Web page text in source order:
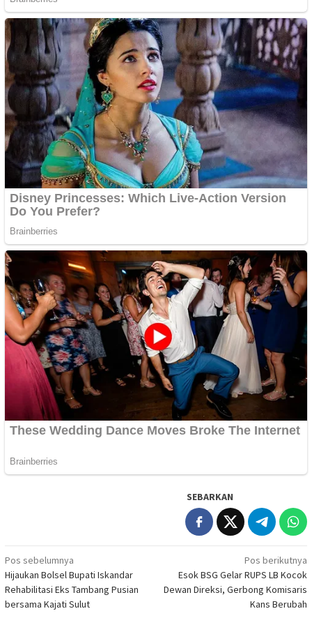
SEBARKAN
Navigasi
pos
Pos sebelumnya
Hijaukan Bolsel Bupati Iskandar
Rehabilitasi Eks Tambang Pusian
bersama Kajati Sulut
Pos berikutnya
Esok BSG Gelar RUPS LB Kocok
Dewan Direksi, Gerbong Komisaris
Kans Berubah